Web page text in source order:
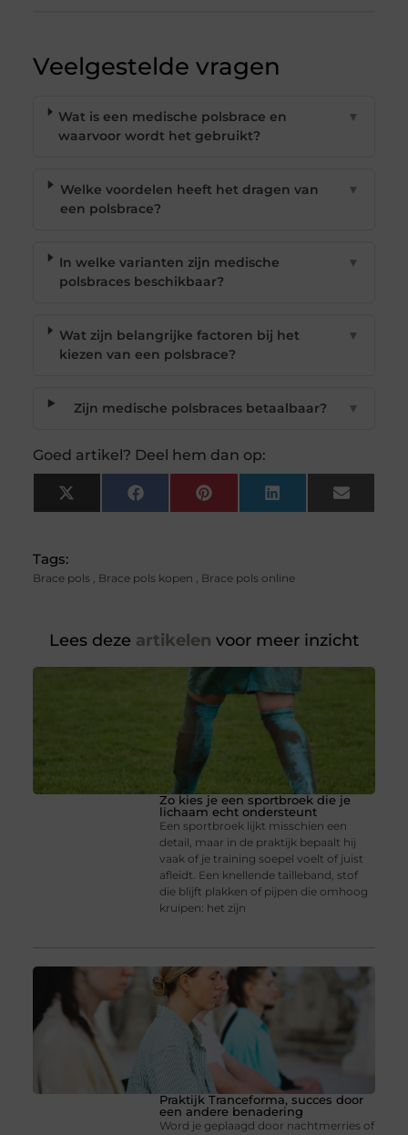
Veelgestelde vragen
Wat is een medische polsbrace en
waarvoor wordt het gebruikt?
▼
Welke voordelen heeft het dragen van
een polsbrace?
▼
In welke varianten zijn medische
polsbraces beschikbaar?
▼
Wat zijn belangrijke factoren bij het
kiezen van een polsbrace?
▼
Zijn medische polsbraces betaalbaar? ▼
Goed artikel? Deel hem dan op:
X
(Twitter)
FacebookPinterest LinkedIn Email
Tags:
Brace pols, Brace pols kopen , Brace pols online
Lees deze artikelen voor meer inzicht
Zo kies je een sportbroek die je
lichaam echt ondersteunt
Een sportbroek lijkt misschien een
detail, maar in de praktijk bepaalt hij
vaak of je training soepel voelt of juist
afleidt. Een knellende tailleband, stof
die blijft plakken of pijpen die omhoog
kruipen: het zijn
Praktijk Tranceforma, succes door
een andere benadering
Word je geplaagd door nachtmerries of